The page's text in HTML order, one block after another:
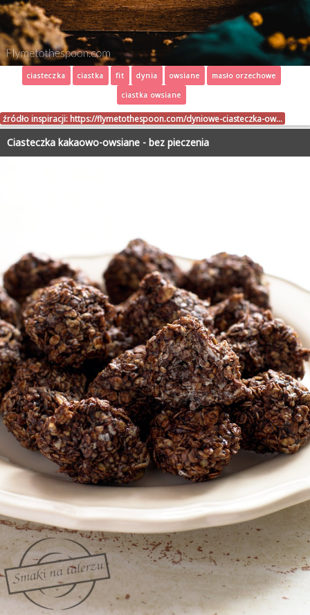
ciasteczka ciastka fit dynia owsiane
masło orzechowe
ciastka owsiane
źródło inspiracji: https://flymetothespoon.com/dyniowe-ciasteczka-ow…
Ciasteczka kakaowo-owsiane - bez pieczenia